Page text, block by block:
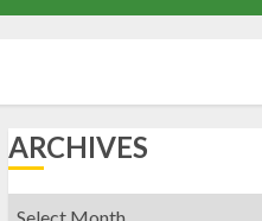
ARCHIVES
Archives